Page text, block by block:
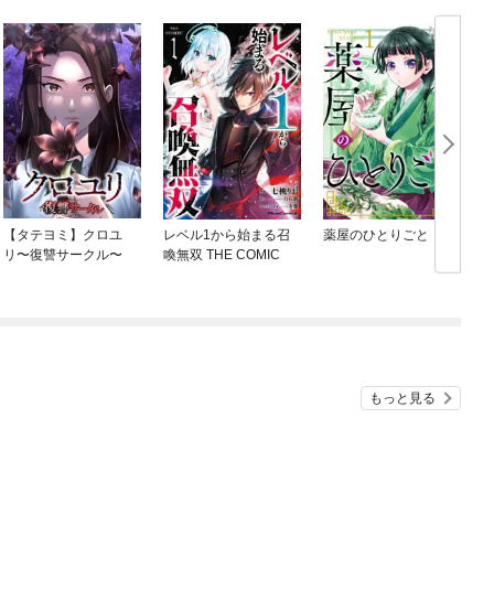
【タテヨミ】クロユ
リ〜復讐サークル〜
レベル1から始まる召
喚無双 THE COMIC
薬屋のひとりごと
もっと見る